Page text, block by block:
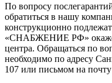
По вопросу
обратиться в нашу
конструкционно
«СНАБЖЕНИЕ РФ» окажет
центра. Обращаться по
необходимо по адресу
107 или письмом на